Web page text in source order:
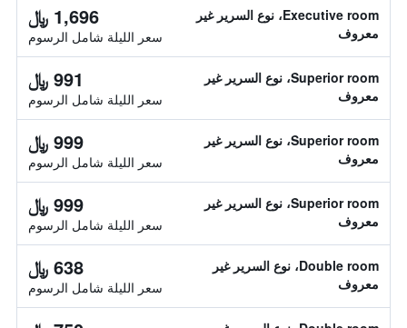
Executive room، نوع السرير غير
معروف
1,696 ﷼
سعر الليلة شامل الرسوم
Superior room، نوع السرير غير
معروف
991 ﷼
سعر الليلة شامل الرسوم
Superior room، نوع السرير غير
معروف
999 ﷼
سعر الليلة شامل الرسوم
Superior room، نوع السرير غير
معروف
999 ﷼
سعر الليلة شامل الرسوم
Double room، نوع السرير غير
معروف
638 ﷼
سعر الليلة شامل الرسوم